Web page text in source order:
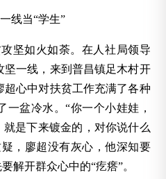
线当“学生”
坚如火如荼。在人社局领导
坚一线，来到普昌镇足木村开
超心中对扶贫工作充满了各种
盆冷水。“你一个小娃娃，
是下来镀金的，对你说什么
，廖超没有灰心，他深知要
解开群众心中的“疙瘩”。